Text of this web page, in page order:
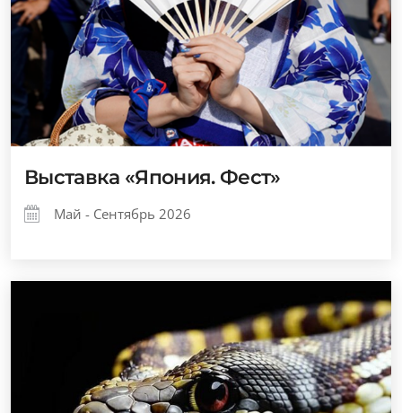
Выставка «Япония. Фест»
Май - Сентябрь 2026